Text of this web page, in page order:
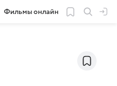
Фильмы онлайн